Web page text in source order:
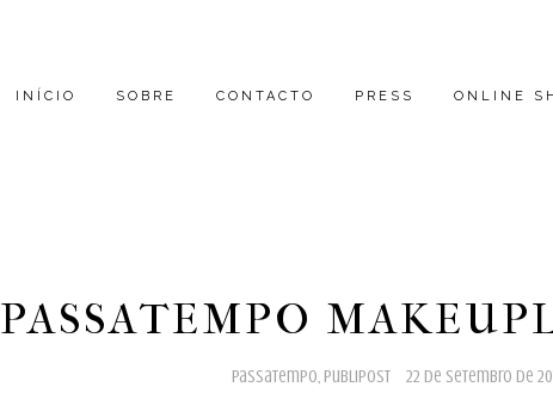
INÍCIO SOBRE CONTACTO PRESS ONLINE
PASSATEMPO
passatempo, publipost 22 de setembro de